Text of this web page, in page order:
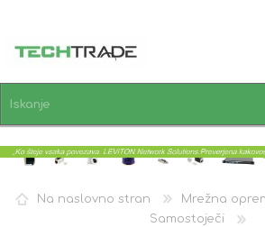
PRIJAVA
Na naslovno stran Mrežna
Samostoječi